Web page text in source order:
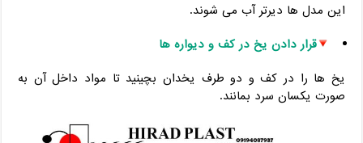
این مدل‌ ها دیرتر آب می‌ شوند.
قرار دادن یخ در کف و دیواره‌ ها
یخ‌ ها را در کف و دو طرف یخدان بچینید تا مواد داخل آن به
‌صورت یکسان سرد بمانند.